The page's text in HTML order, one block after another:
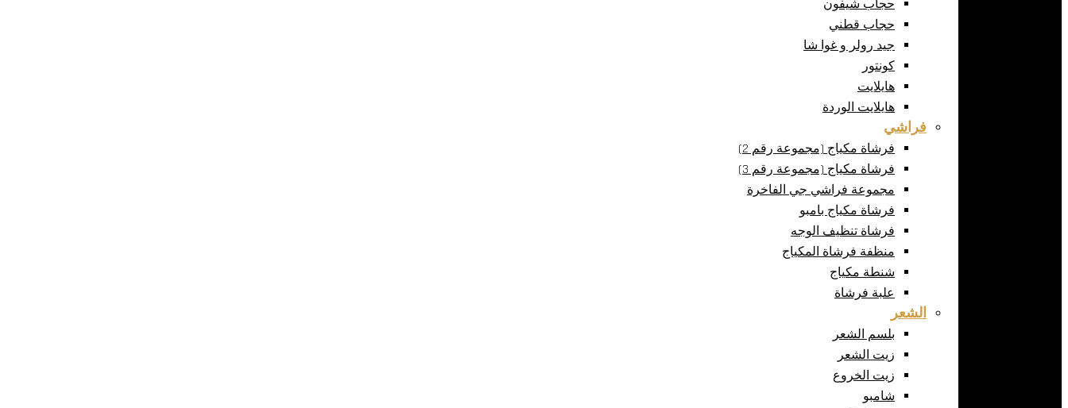
حجاب شيفون
حجاب قطني
جيد رولر و غوا شا
كونتور
هايلايت
هايلايت الوردة
فراشي
فرشاة مكياج (مجموعة رقم 2)
فرشاة مكياج (مجموعة رقم 3)
مجموعة فراشي جي الفاخرة
فرشاة مكياج بامبو
فرشاة تنظيف الوجه
منظفة فرشاة المكياج
شنطة مكياج
علبة فرشاة
الشعر
بلسم الشعر
زيت الشعر
زيت الخروع
شامبو